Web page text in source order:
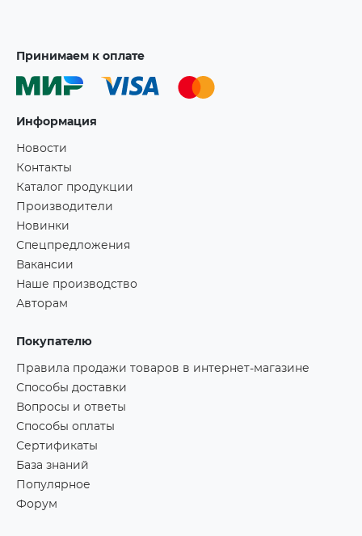
Принимаем к оплате
Информация
Новости
Контакты
Каталог продукции
Производители
Новинки
Спецпредложения
Вакансии
Наше производство
Авторам
Покупателю
Правила продажи товаров в интернет-магазине
Способы доставки
Вопросы и ответы
Способы оплаты
Сертификаты
База знаний
Популярное
Форум